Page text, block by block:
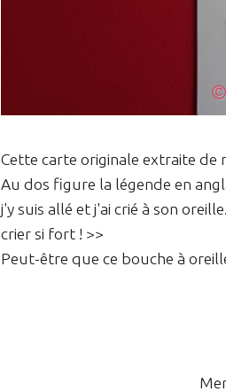
Cette carte originale extraite de
Au dos figure la légende en
j'y suis allé et j'ai crié à son
crier si fort ! >>
Peut-être que ce bouche à